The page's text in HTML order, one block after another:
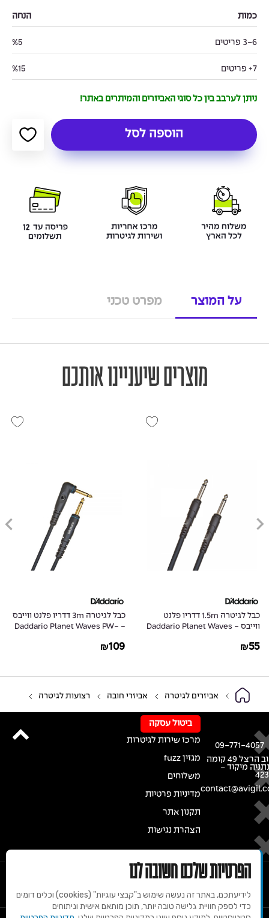
כמות הנחה
3-6 פריטים %5
7+ פריטים %15
ניתן לערבב בין כל סוגי האביזרים והמיתרים באתר!
הוספה לסל
על המוצר מפרט טכני
מוצרים שיעניינו אותכם
כבל לגיטרה 1.5m דדריו פלנט
ווייבס - Daddario Planet Waves
₪55
כבל לגיטרה 3m דדריו פלנט ווייבס
- Daddario Planet Waves PW-
₪109
אביזרים לגיטרה אביזרי חובה רצועות לגיטרה
רחוב הרצל 49 קומה
מיקוד -
09-771-4057
ביטול עסקה
מרכז שירות לגיטרות
מגזין fuzz
משלוחים
מדיניות פרטיות
תקנון אתר
הצהרת נגישות
הפרטיות שלכם חשובה לנו
לידיעתכם, באתר זה נעשה שימוש ב"קבצי עוגיות" (cookies) וכלים דומים
כדי לספק חוויית גלישה טובה יותר, תוכן מותאם אישית וניתוחים